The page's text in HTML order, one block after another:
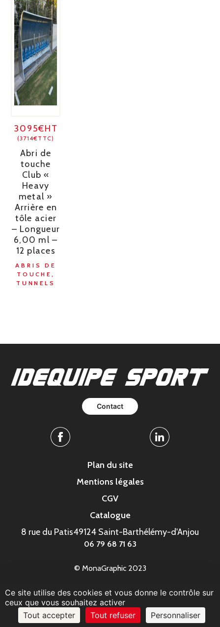
3095€HT
(3714€TTC)
Abri de
touche
Club «
Heavy
metal »
Arrière en
tôle acier
– Longueur
6,00 ml –
12 places
ABRIS DE
TOUCHE,
TUNNELS
Contact
Facebook Linkedin
Plan du site
Mentions légales
CGV
Catalogue
8 rue du Patis49124 Saint-Barthélémy-d'Anjou
06 79 68 71 63
© MonaGraphic 2023
Ce site utilise des cookies et vous donne le contrôle sur
ceux que vous souhaitez activer
Tout accepter
Tout refuser Personnaliser